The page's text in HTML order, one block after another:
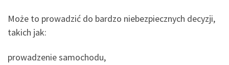
Może to prowadzić do bardzo niebezpiecznych decyzji,
takich jak:
prowadzenie samochodu,